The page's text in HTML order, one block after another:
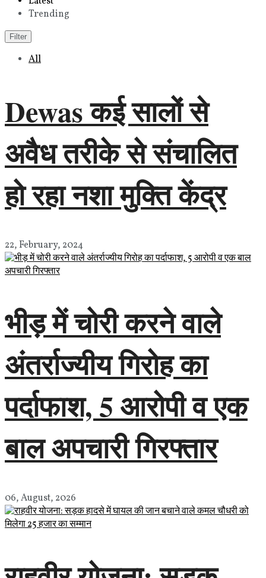
Trending
Filter
All
Dewas कई सालों से
अवैध तरीके से संचालित
हो रहा नशा मुक्ति केंद्र
22, February, 2024
भीड़ में चोरी करने वाले
अंतर्राज्यीय गिरोह का
पर्दाफाश, 5 आरोपी व एक
बाल अपचारी गिरफ्तार
06, August, 2026